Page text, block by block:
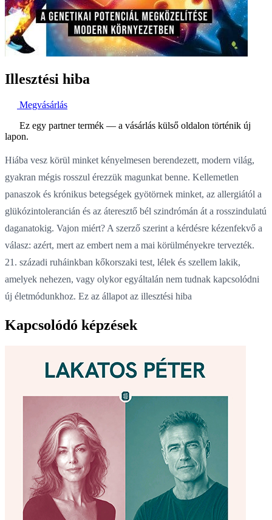
Illesztési hiba
Megvásárlás
Ez egy partner termék — a vásárlás külső oldalon történik új
lapon.
Hiába vesz körül minket kényelmesen berendezett, modern világ,
gyakran mégis rosszul érezzük magunkat benne. Kellemetlen
panaszok és krónikus betegségek gyötörnek minket, az allergiától a
glükózintolerancián és az áteresztő bél szindrómán át a rosszindulatú
daganatokig. Vajon miért? A szerző szerint a kérdésre kézenfekvő a
válasz: azért, mert az embert nem a mai körülményekre tervezték.
21. századi ruháinkban kőkorszaki test, lélek és szellem lakik,
amelyek nehezen, vagy olykor egyáltalán nem tudnak kapcsolódni
új életmódunkhoz. Ez az állapot az illesztési hiba
Kapcsolódó képzések